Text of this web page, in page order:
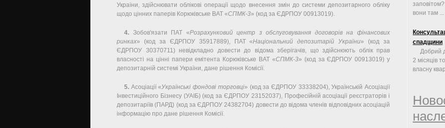
України, здійснювати облікові операції щодо внесення змін до системи депозитарного обліку
щодо цінних паперів Корюківське ВАТ «СПМК-3» (код за ЄДРПОУ 00913019).
4. Зобов'язати ПАТ «Розрахунковий центр з обслуговування договорів на фінансових
ринках» (код за ЄДРПОУ 35917889), ПАТ «Національний депозитарій України» (код за
ЄДРПОУ 30370711) невідкладно довести до відома зберігачів, що здійснюють облік прав
власності на цінні папери емітента Корюківське ВАТ «СПМК-3» (код за ЄДРПОУ 00913019) у
депозитарній системі України, дане рішення Комісії.
5. Асоціації «Українські фондові торговці» (код за ЄДРПОУ 33338204), Українській Асоціації
Інвестиційного Бізнесу (УАІБ) (код за ЄДРПОУ 23152037), Професійній асоціації реєстраторів і
депозитаріїв (ПАРД) (код за ЄДРПОУ 24382704) довести до відома членів відповідних асоціацій
інформацію про дане рішення Комісії.
вони там ...
спадщини
Добрий
2 місяців
власну